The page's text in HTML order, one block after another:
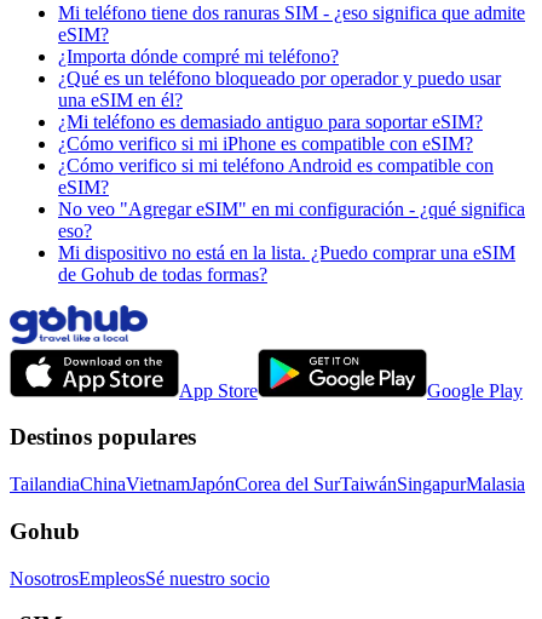
Mi teléfono tiene dos ranuras SIM - ¿eso significa que admite
eSIM?
¿Importa dónde compré mi teléfono?
¿Qué es un teléfono bloqueado por operador y puedo usar
una eSIM en él?
¿Mi teléfono es demasiado antiguo para soportar eSIM?
¿Cómo verifico si mi iPhone es compatible con eSIM?
¿Cómo verifico si mi teléfono Android es compatible con
eSIM?
No veo "Agregar eSIM" en mi configuración - ¿qué significa
eso?
Mi dispositivo no está en la lista. ¿Puedo comprar una eSIM
de Gohub de todas formas?
App Store Google Play
Destinos populares
TailandiaChinaVietnamJapónCorea del SurTaiwánSingapurMalasia
Gohub
NosotrosEmpleosSé nuestro socio